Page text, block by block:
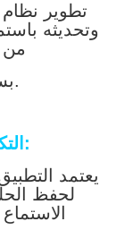
تطوير
وتحديثه
من
بسهولة وإدارة قوائمهم.
التكامل مع قواعد البيانات:
يعتمد
لحفظ